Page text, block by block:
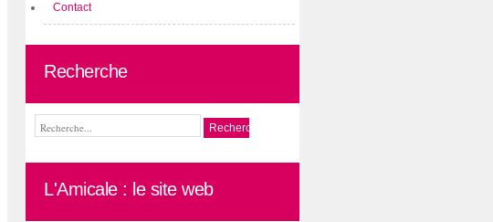
Contact
Recherche
L'Amicale : le site web